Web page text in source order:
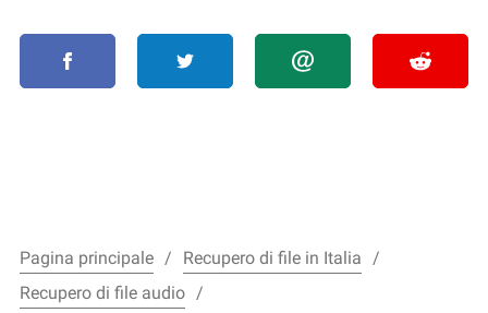
Pagina principale
Recupero di file in Italia
Recupero di file audio